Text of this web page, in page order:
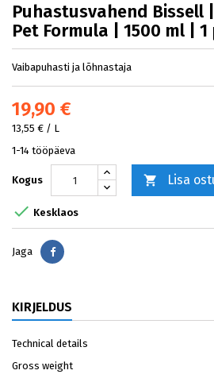
Puhastusvahend Bissell
Pet Formula | 1500 ml | 1
Vaibapuhasti ja lõhnastaja
19,90 €
13,55 € / L
1-14 tööpäeva
Kogus  Lisa
 Kesklaos
Jaga Jaga
KIRJELDUS
Technical details
Gross weight